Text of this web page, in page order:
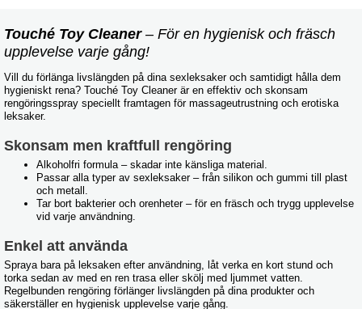
Touché Toy Cleaner – För en hygienisk och fräsch
upplevelse varje gång!
Vill du förlänga livslängden på dina sexleksaker och samtidigt hålla dem
hygieniskt rena? Touché Toy Cleaner är en effektiv och skonsam
rengöringsspray speciellt framtagen för massageutrustning och erotiska
leksaker.
Skonsam men kraftfull rengöring
Alkoholfri formula – skadar inte känsliga material.
Passar alla typer av sexleksaker – från silikon och gummi till plast
och metall.
Tar bort bakterier och orenheter – för en fräsch och trygg upplevelse
vid varje användning.
Enkel att använda
Spraya bara på leksaken efter användning, låt verka en kort stund och
torka sedan av med en ren trasa eller skölj med ljummet vatten.
Regelbunden rengöring förlänger livslängden på dina produkter och
säkerställer en hygienisk upplevelse varje gång.